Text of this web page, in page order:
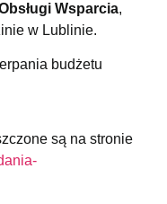
Wsparcia,
w Lublinie.
budżetu
są na stronie